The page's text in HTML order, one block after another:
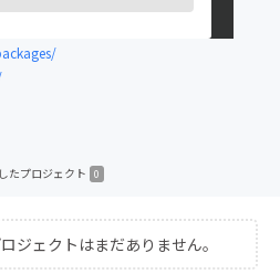
たプロジェクト 0
ジェクトはまだありません。